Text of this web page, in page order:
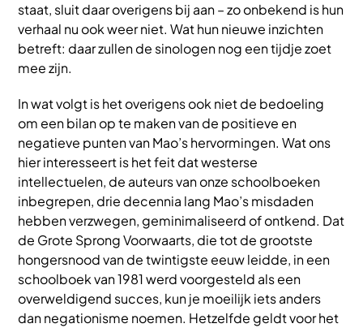
staat, sluit daar overigens bij aan – zo onbekend is hun
verhaal nu ook weer niet. Wat hun nieuwe inzichten
betreft: daar zullen de sinologen nog een tijdje zoet
mee zijn.
In wat volgt is het overigens ook niet de bedoeling
om een bilan op te maken van de positieve en
negatieve punten van Mao’s hervormingen. Wat ons
hier interesseert is het feit dat westerse
intellectuelen, de auteurs van onze schoolboeken
inbegrepen, drie decennia lang Mao’s misdaden
hebben verzwegen, geminimaliseerd of ontkend. Dat
de Grote Sprong Voorwaarts, die tot de grootste
hongersnood van de twintigste eeuw leidde, in een
schoolboek van 1981 werd voorgesteld als een
overweldigend succes, kun je moeilijk iets anders
dan negationisme noemen. Hetzelfde geldt voor het